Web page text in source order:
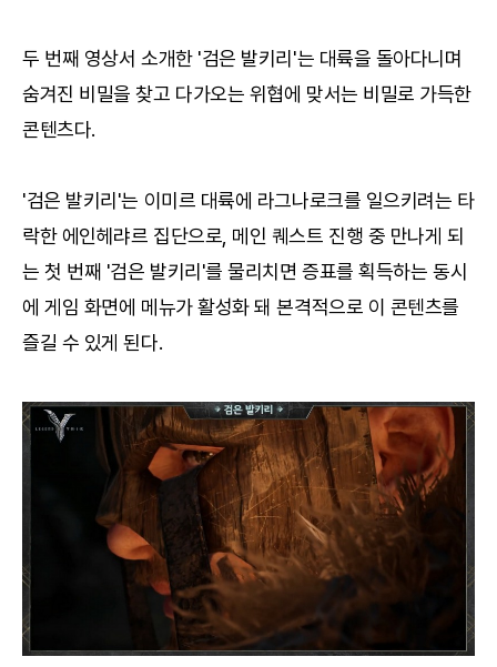
두 번째 영상서 소개한 '검은 발키리'는 대륙을 돌아다니며
숨겨진 비밀을 찾고 다가오는 위협에 맞서는 비밀로 가득한
콘텐츠다.
'검은 발키리'는 이미르 대륙에 라그나로크를 일으키려는 타
락한 에인헤랴르 집단으로, 메인 퀘스트 진행 중 만나게 되
는 첫 번째 '검은 발키리'를 물리치면 증표를 획득하는 동시
에 게임 화면에 메뉴가 활성화 돼 본격적으로 이 콘텐츠를
즐길 수 있게 된다.